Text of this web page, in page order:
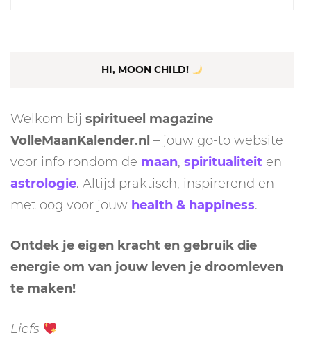
HI, MOON CHILD!
Welkom bij spiritueel magazine
VolleMaanKalender.nl – jouw go-to website
voor info rondom de maan, spiritualiteit en
astrologie. Altijd praktisch, inspirerend en
met oog voor jouw health & happiness.
Ontdek je eigen kracht en gebruik die
energie om van jouw leven je droomleven
te maken!
Liefs